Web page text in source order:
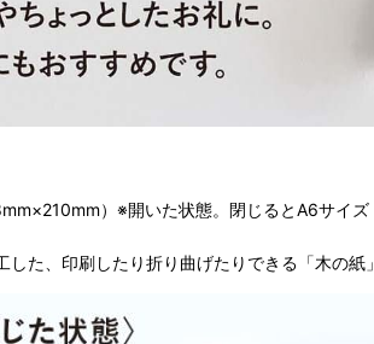
）※開いた状態。閉じるとA6サイ
た、印刷したり折り曲げたりできる「木の紙